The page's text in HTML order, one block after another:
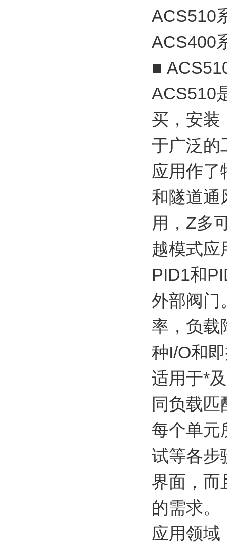
ACS510
ACS400
■
ACS510
买，安装
于广泛的
应用作了
和隧道通
用，Z多
越模式应
PID1和
外部阀门
率，负载
种I/O和
适用于*
同负载
每个单元
试等各步
界面，而
的需求。
应用领域